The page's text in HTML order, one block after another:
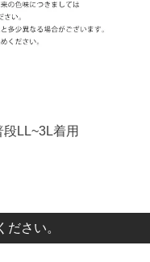
LL~3L着用
ださい。